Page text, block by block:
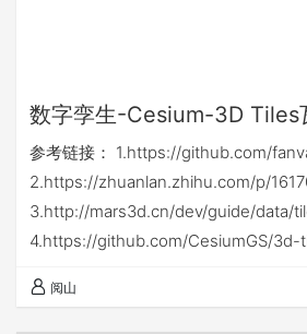
数字孪生-Cesium-3D Tiles
参考链接： 1.https://github.com/
2.https://zhuanlan.zhihu.com/p/
3.http://mars3d.cn/dev/guide/data/
4.https://github.com/CesiumGS/3d-
6.https://github.com/nxddsnc/gltf-
阅山